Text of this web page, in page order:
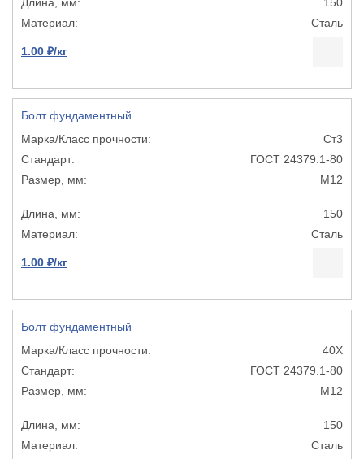
Сталь
1.00 ₽/кг
Болт фундаментный
Ст3
ГОСТ 24379.1-80
М12
150
Сталь
1.00 ₽/кг
Болт фундаментный
40Х
ГОСТ 24379.1-80
М12
150
Сталь